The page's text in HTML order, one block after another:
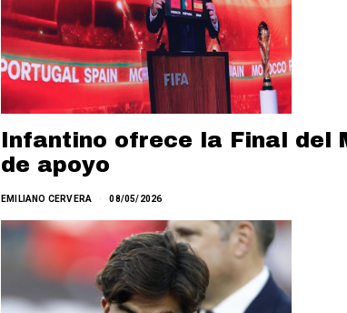
Infantino ofrece la Final del
de apoyo
EMILIANO CERVERA 08/05/2026